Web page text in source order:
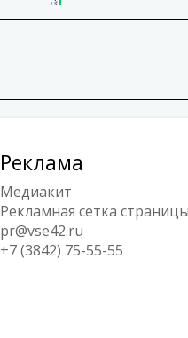
Реклама
Медиакит
Рекламная сетка
pr@vse42.ru
+7 (3842) 75-55-55